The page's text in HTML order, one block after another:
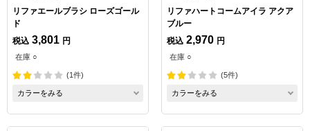
リファエールブラシ ローズゴール
ド
税込 3,801 円
在庫 ○
(1件)
カラーをみる
リファハートコームアイラ アクア
ブルー
税込 2,970 円
在庫 ○
(5件)
カラーをみる